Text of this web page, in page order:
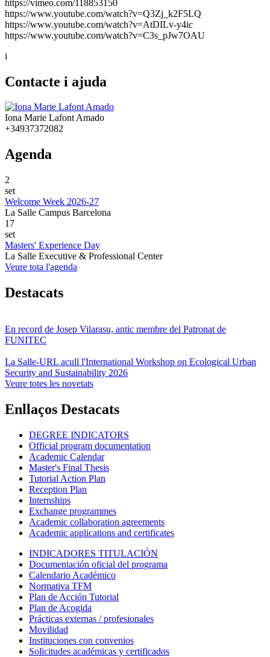
https://vimeo.com/118853150
https://www.youtube.com/watch?v=Q3Zj_k2F5LQ
https://www.youtube.com/watch?v=AtDILv-y4ic
https://www.youtube.com/watch?v=C3s_pJw7OAU
i
Contacte i ajuda
Iona Marie Lafont Amado
+34937372082
Agenda
2
set
Welcome Week 2026-27
La Salle Campus Barcelona
17
set
Masters' Experience Day
La Salle Executive & Professional Center
Veure tota l'agenda
Destacats
En record de Josep Vilarasu, antic membre del Patronat de
FUNITEC
La Salle-URL acull l'International Workshop on Ecological Urban
Security and Sustainability 2026
Veure totes les novetats
Enllaços Destacats
DEGREE INDICATORS
Official program documentation
Academic Calendar
Master's Final Thesis
Tutorial Action Plan
Reception Plan
Internships
Exchange programmes
Academic collaboration agreements
Academic applications and certificates
INDICADORES TITULACIÓN
Documentación oficial del programa
Calendario Académico
Normativa TFM
Plan de Acción Tutorial
Plan de Acogida
Prácticas externas / profesionales
Movilidad
Instituciones con convenios
Solicitudes académicas y certificados